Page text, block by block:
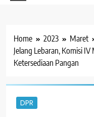
Home 2023 Maret
Jelang Lebaran, Komisi
Ketersediaan Pangan
DPR